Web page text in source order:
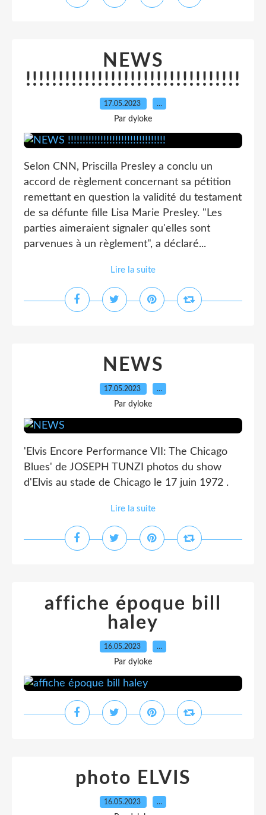
NEWS
!!!!!!!!!!!!!!!!!!!!!!!!!!!!!!!!!
17.05.2023 …
Par dyloke
Selon CNN, Priscilla Presley a conclu un
accord de règlement concernant sa pétition
remettant en question la validité du testament
de sa défunte fille Lisa Marie Presley. "Les
parties aimeraient signaler qu'elles sont
parvenues à un règlement", a déclaré...
Lire la suite
NEWS
17.05.2023 …
Par dyloke
'Elvis Encore Performance VII: The Chicago
Blues' de JOSEPH TUNZI photos du show
d'Elvis au stade de Chicago le 17 juin 1972 .
Lire la suite
affiche époque bill
haley
16.05.2023 …
Par dyloke
photo ELVIS
16.05.2023 …